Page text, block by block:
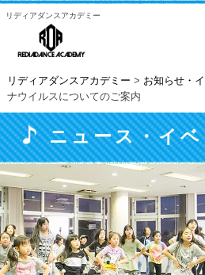
リディアダンスアカデミー
リディアダンスアカデミー > お知らせ・
ナウイルスについてのご案内
ニュース・イ